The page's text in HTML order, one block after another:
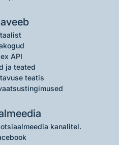
API
ja teated
teatis
kanalitel.